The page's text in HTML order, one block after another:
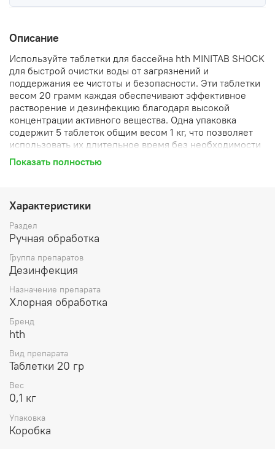
Описание
Используйте таблетки для бассейна hth MINITAB SHOCK
для быстрой очистки воды от загрязнений и
поддержания ее чистоты и безопасности. Эти таблетки
весом 20 грамм каждая обеспечивают эффективное
растворение и дезинфекцию благодаря высокой
концентрации активного вещества. Одна упаковка
содержит 5 таблеток общим весом 1 кг, что позволяет
использовать их длительное время без необходимости
частого пополнения запасов.
Показать полностью
Характеристики
Раздел
Ручная обработка
Группа препаратов
Дезинфекция
Назначение препарата
Хлорная обработка
Бренд
hth
Вид препарата
Таблетки 20 гр
Вес
0,1 кг
Упаковка
Коробка